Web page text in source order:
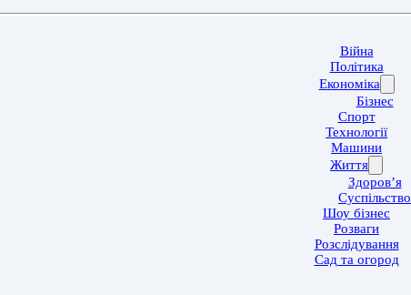
Війна
Політика
Економіка
Бізнес
Спорт
Технології
Машини
Життя
Здоров’я
Суспільство
Шоу бізнес
Розваги
Розслідування
Сад та огород